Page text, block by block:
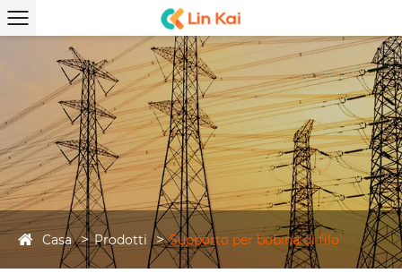
Casa Prodotti Supporto per bobina di filo